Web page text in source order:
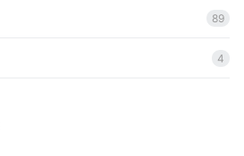
89
4